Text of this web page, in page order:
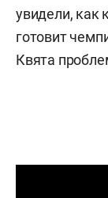
увидели, как
готовит
Квята